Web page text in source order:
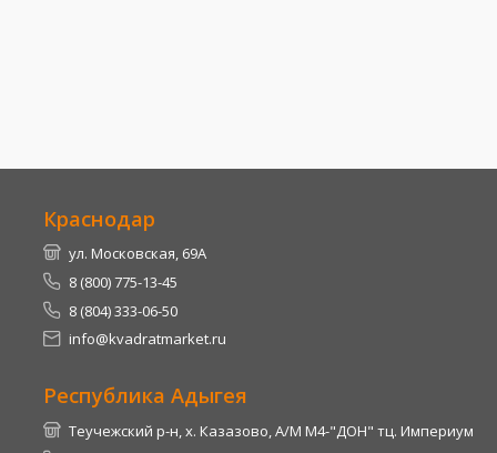
Краснодар
ул. Московская, 69А
8 (800) 775-13-45
8 (804) 333-06-50
info@kvadratmarket.ru
Республика Адыгея
Теучежский р-н, х. Казазово, А/М М4-"ДОН" тц. Империум